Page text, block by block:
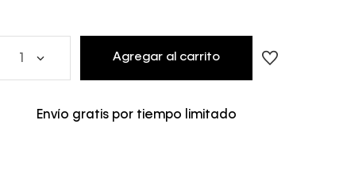
Agregar al carrito
Envío gratis por tiempo limitado